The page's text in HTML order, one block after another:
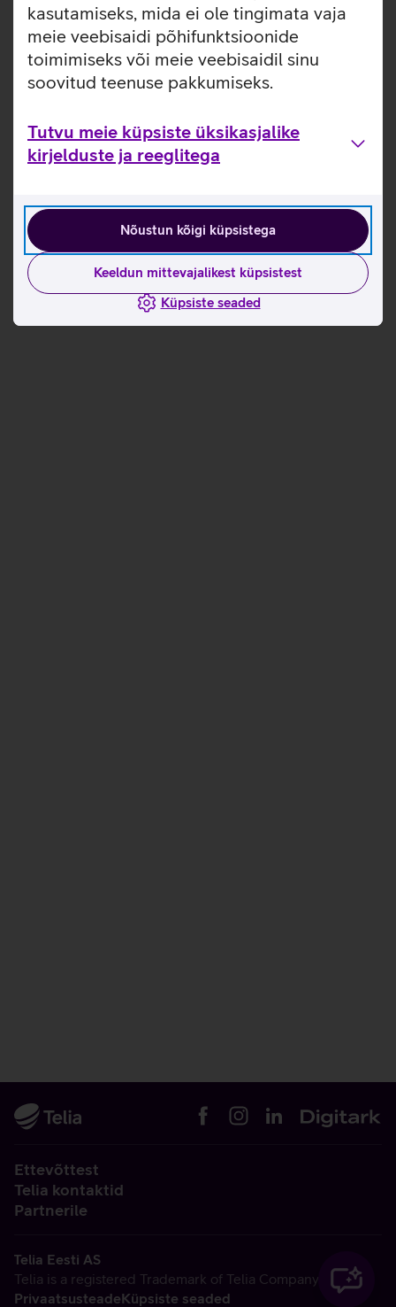
kasutamiseks, mida ei ole tingimata vaja
meie veebisaidi põhifunktsioonide
toimimiseks või meie veebisaidil sinu
soovitud teenuse pakkumiseks.
Tutvu meie küpsiste üksikasjalike
kirjelduste ja reeglitega
Nõustun kõigi küpsistega
Keeldun mittevajalikest küpsistest
Küpsiste seaded
veebilehelt. Lisaks saab Telia e-poes tutvuda kõigi VoLTE
toeganutitelefonidejanuputelefonidega.
Ettevõttest
Telia kontaktid
Partnerile
Telia Eesti AS
Telia is a registered Trademark of Telia Company AB
PrivaatsusteadeKüpsiste seaded